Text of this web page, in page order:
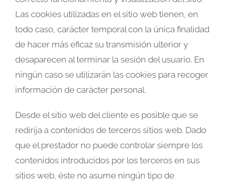
Las cookies utilizadas en el sitio web tienen, en
todo caso, carácter temporal con la única finalidad
de hacer más eficaz su transmisión ulterior y
desaparecen al terminar la sesión del usuario. En
ningún caso se utilizarán las cookies para recoger
información de carácter personal.
Desde el sitio web del cliente es posible que se
redirija a contenidos de terceros sitios web. Dado
que el prestador no puede controlar siempre los
contenidos introducidos por los terceros en sus
sitios web, éste no asume ningún tipo de